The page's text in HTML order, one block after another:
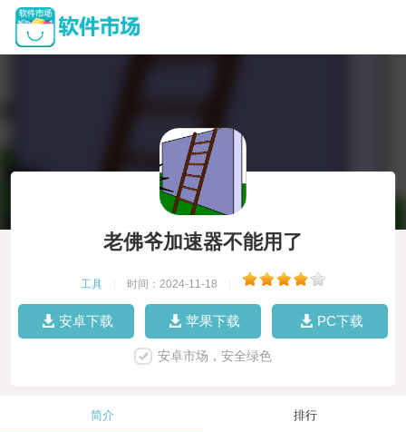
老佛爷加速器不能用了
工具 时间：2024-11-18
安卓下载 苹果下载 PC下载
安卓市场，安全绿色
简介 排行